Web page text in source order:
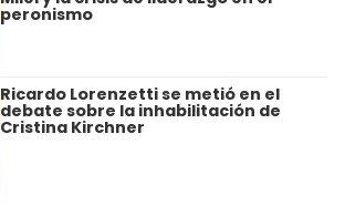
peronismo
Ricardo Lorenzetti se metió en el
debate sobre la inhabilitación de
Cristina Kirchner